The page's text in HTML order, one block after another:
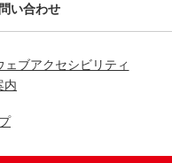
い合わせ
ェブアクセシビリティ
内